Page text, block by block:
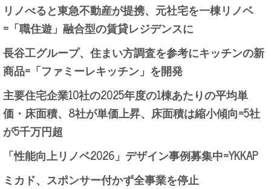
リノべると東急不動産が提携、元社宅を一棟リノベ
=「職住遊」融合型の賃貸レジデンスに
長谷工グループ、住まい方調査を参考にキッチンの新
商品=「ファミーレキッチン」を開発
主要住宅企業10社の2025年度の1棟あたりの平均単
価・床面積、8社が単価上昇、床面積は縮小傾向=5社
が5千万円超
「性能向上リノベ2026」デザイン事例募集中=YKKAP
ミカド、スポンサー付かず全事業を停止